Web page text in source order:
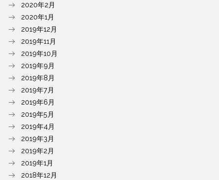
2020年2月
2020年1月
2019年12月
2019年11月
2019年10月
2019年9月
2019年8月
2019年7月
2019年6月
2019年5月
2019年4月
2019年3月
2019年2月
2019年1月
2018年12月